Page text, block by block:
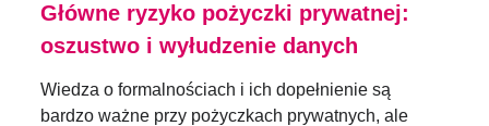
Główne ryzyko pożyczki prywatnej:
oszustwo i wyłudzenie danych
Wiedza o formalnościach i ich dopełnienie są
bardzo ważne przy pożyczkach prywatnych, ale